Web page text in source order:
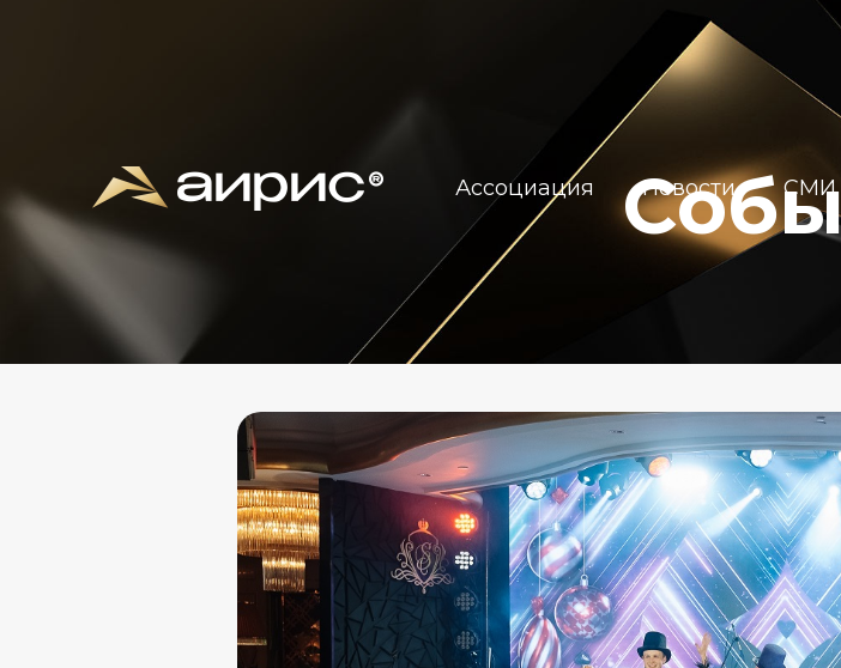
Ассоциация Новости СМИ